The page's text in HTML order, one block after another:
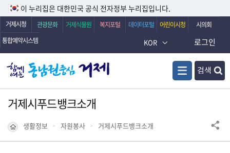
이 누리집은 대한민국 공식 전자정부 누리집입니다.
거제시청 관광문화 거제식물원 복지포털 데이터포털 어린이시청
시의회
통합예약시스템
KOR
검색
로그인
거제시푸드뱅크소개
생활정보 자원봉사 거제시푸드뱅크소개